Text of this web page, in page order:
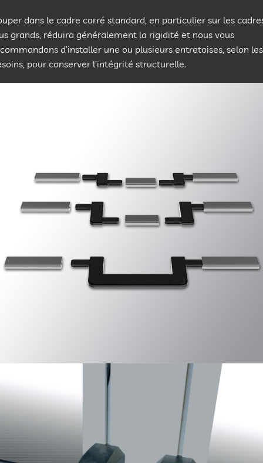
dans le cadre carré standard, en particulier sur les
grands, réduira généralement la rigidité et nous vous
d’installer une ou plusieurs entretoises, selon les
pour conserver l’intégrité structurelle.